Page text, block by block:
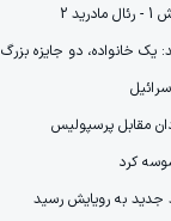
2
یک خانواده، دو جایزه بزرگ
مقابل پرسپولیس
کرد
جدید به رویایش رسید